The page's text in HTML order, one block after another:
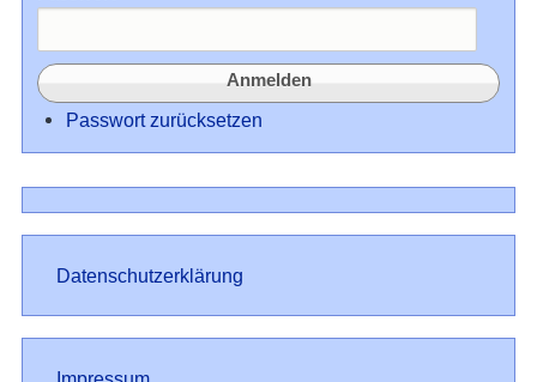
Passwort zurücksetzen
Datenschutz
Datenschutzerklärung
Impressum